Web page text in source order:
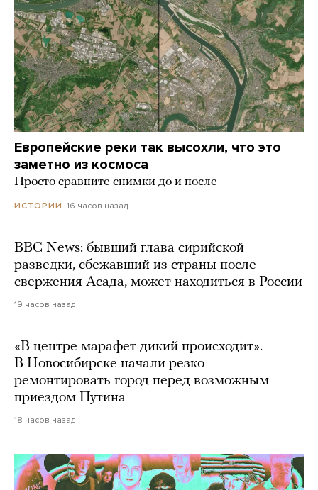
Европейские реки так высохли, что это
заметно из космоса
Просто сравните снимки до и после
ИСТОРИИ 16 часов назад
BBC News: бывший глава сирийской
разведки, сбежавший из страны после
свержения Асада, может находиться в России
19 часов назад
«В центре марафет дикий происходит».
В Новосибирске начали резко
ремонтировать город перед возможным
приездом Путина
18 часов назад